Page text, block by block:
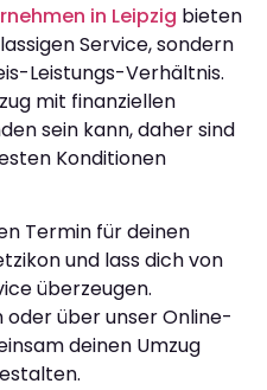
in Leipzig bieten
Service, sondern
Leistungs-Verhältnis.
mit finanziellen
sein kann, daher sind
Konditionen
Termin für deinen
und lass dich von
überzeugen.
über unser Online-
deinen Umzug